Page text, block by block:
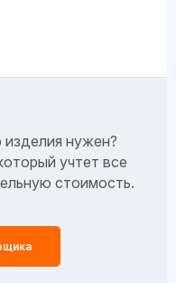
изделия нужен?
учтет все
стоимость.